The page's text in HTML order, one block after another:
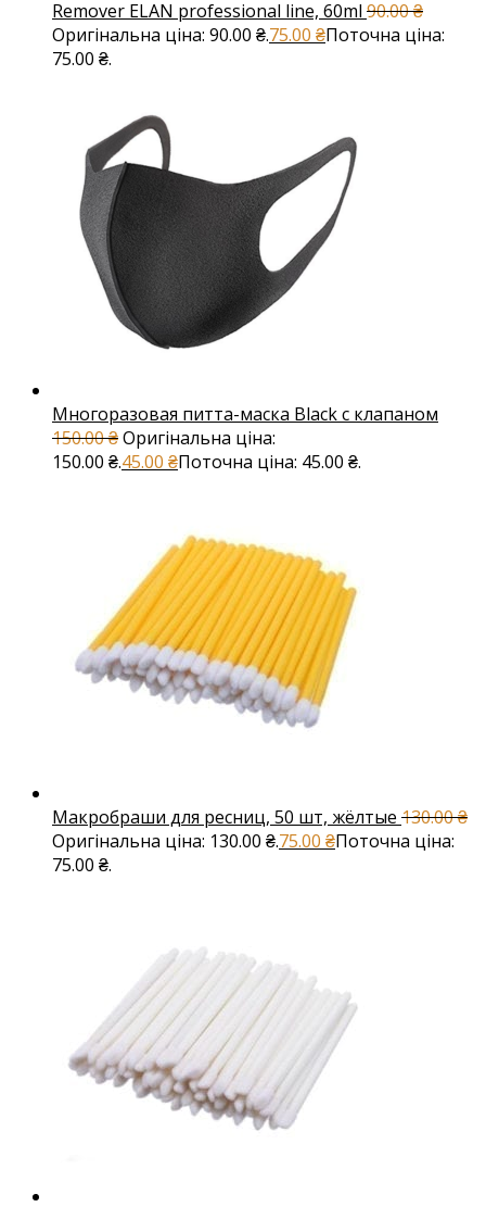
Remover ELAN professional line, 60ml 90.00₴
Оригінальна ціна: 90.00 ₴.75.00 ₴Поточна ціна:
75.00 ₴.
Многоразовая питта-маска Black с клапаном
150.00₴Оригінальна ціна:
150.00 ₴.45.00 ₴Поточна ціна: 45.00 ₴.
Макробраши для ресниц, 50 шт, жёлтые 130.00₴
Оригінальна ціна: 130.00 ₴.75.00 ₴Поточна ціна:
75.00 ₴.